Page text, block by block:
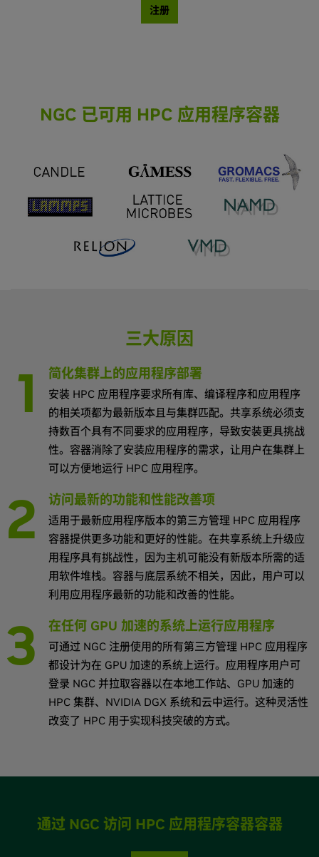
注册
NGC 已可用 HPC 应用程序容器
三大原因
简化集群上的应用程序部署
安装 HPC 应用程序要求所有库、编译程序和应用程序
的相关项都为最新版本且与集群匹配。共享系统必须支
持数百个具有不同要求的应用程序，导致安装更具挑战
性。容器消除了安装应用程序的需求，让用户在集群上
可以方便地运行 HPC 应用程序。
访问最新的功能和性能改善项
适用于最新应用程序版本的第三方管理 HPC 应用程序
容器提供更多功能和更好的性能。在共享系统上升级应
用程序具有挑战性，因为主机可能没有新版本所需的适
用软件堆栈。容器与底层系统不相关，因此，用户可以
利用应用程序最新的功能和改善的性能。
在任何 GPU 加速的系统上运行应用程序
可通过 NGC 注册使用的所有第三方管理 HPC 应用程序
都设计为在 GPU 加速的系统上运行。应用程序用户可
登录 NGC 并拉取容器以在本地工作站、GPU 加速的
HPC 集群、NVIDIA DGX 系统和云中运行。这种灵活性
改变了 HPC 用于实现科技突破的方式。
通过 NGC 访问 HPC 应用程序容器容器